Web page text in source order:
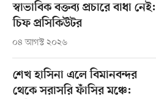
স্বাভাবিক বক্তব্য প্রচারে বাধা নেই:
চিফ প্রসিকিউটর
০৪ আগস্ট ২০২৬
শেখ হাসিনা এলে বিমানবন্দর
থেকে সরাসরি ফাঁসির মঞ্চে: